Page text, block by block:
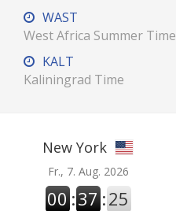
WAST
West Africa Summer Time
KALT
Kaliningrad Time
New York
Fr., 7. Aug. 2026
00 :37 :26